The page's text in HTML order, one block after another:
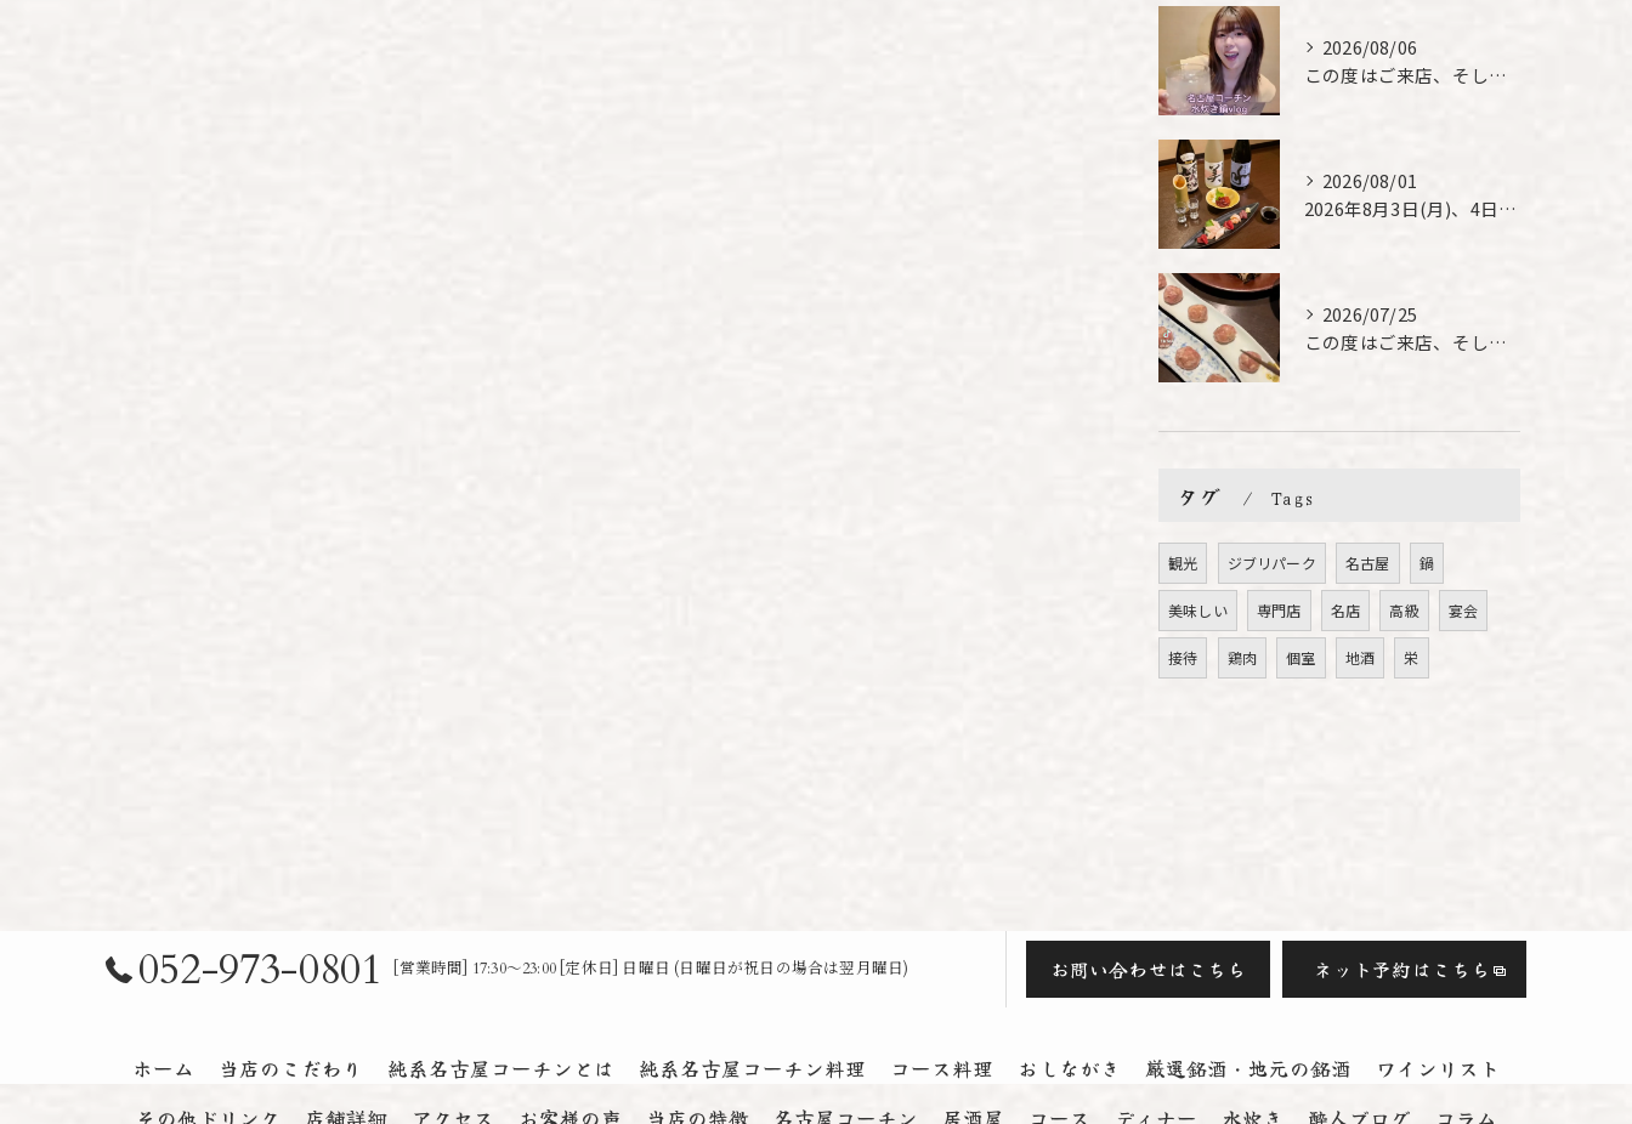
2026/08/06
この度はご来店、そして素敵なご紹介誠にありがとうございます✨...
2026/08/01
2026年8月3日(月)、4日(火)は、臨時休業させて頂きま...
2026/07/25
この度はご来店、そして素敵なご紹介誠にありがとうございます✨...
タグ Tags
観光 ジブリパーク 名古屋 鍋
美味しい 専門店 名店 高級 宴会
接待 鶏肉 個室 地酒 栄
052-973-0801 [営業時間] 17:30～23:00 [定休日] 日曜日 (日曜日が祝日の場合は翌月曜日) お問い合わせはこちら ネット予約はこちら
ホーム 当店のこだわり 純系名古屋コーチンとは 純系名古屋コーチン料理 コース料理 おしながき 厳選銘酒・地元の銘酒
ワインリスト
その他ドリンク
店舗詳細 アクセス お客様の声 当店の特徴 名古屋コーチン 居酒屋 コース ディナー 水炊き 酔人ブログ コラム